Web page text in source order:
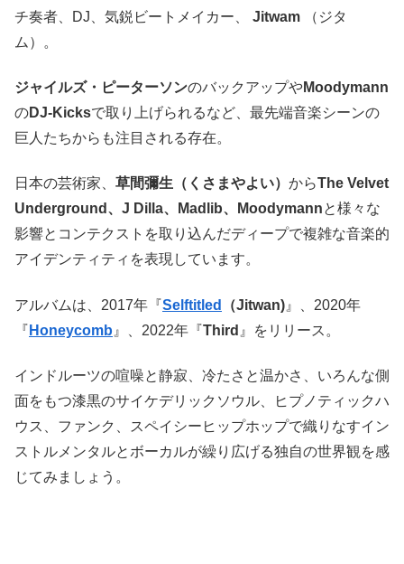
チ奏者、DJ、気鋭ビートメイカー、
Jitwam （ジタ
ム）。
ジャイルズ・ピーターソンのバックアップやMoodymann
のDJ-Kicksで取り上げられるなど、最先端音楽シーンの
巨人たちからも注目される存在。
日本の芸術家、 草間彌生（くさまやよい） からThe Velvet
Underground、J Dilla、Madlib、Moodymannと様々な
影響とコンテクストを取り込んだディープで複雑な音楽的
アイデンティティを表現しています。
アルバムは、2017年『Selftitled （Jitwan) 』、2020年
『 Honeycomb 』、2022年『Third 』をリリース。
インドルーツの喧噪と静寂、冷たさと温かさ、いろんな側
面をもつ漆黒のサイケデリックソウル、ヒプノティックハ
ウス、ファンク、スペイシーヒップホップで織りなすイン
ストルメンタルとボーカルが繰り広げる独自の世界観を感
じてみましょう。